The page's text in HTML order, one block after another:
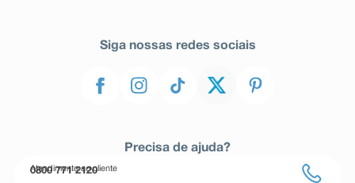
Siga nossas redes sociais
Precisa de ajuda?
Atendimento ao cliente
0800 771 2120